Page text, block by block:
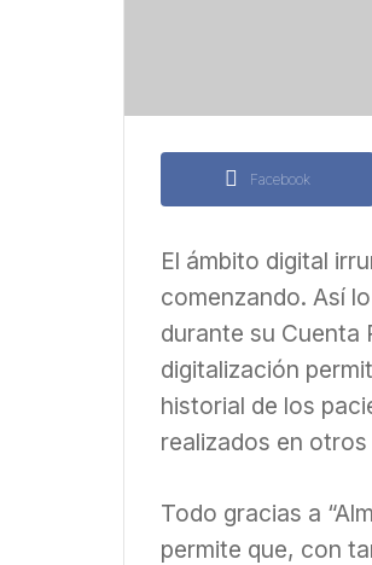
Facebook
El ámbito digital
comenzando. Así
durante su Cuenta
digitalización
historial de los
realizados en
Todo gracias a
permite que, con